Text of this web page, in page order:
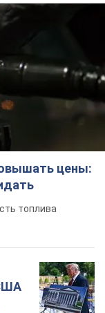
цены:
топлива